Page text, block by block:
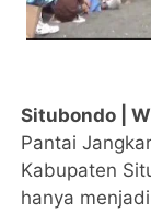
Situbondo |
Pantai
Kabupaten
hanya